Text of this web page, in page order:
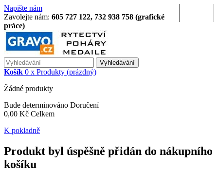
Napište nám
Zavolejte nám: 605 727 122, 732 938 758 (grafické
práce)
Vyhledávání
Košík 0 x Produkty (prázdný)
Žádné produkty
Bude determinováno Doručení
0,00 Kč Celkem
K pokladně
Produkt byl úspěšně přidán do nákupního
košíku